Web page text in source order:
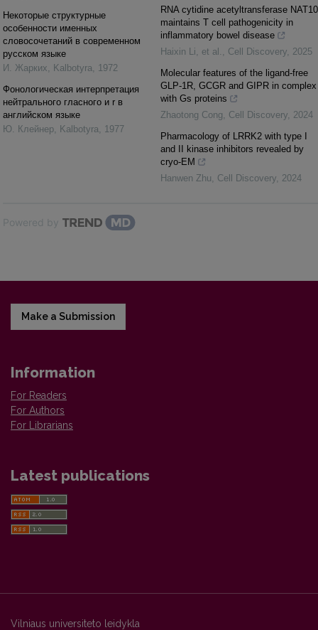
Некоторые структурные
особенности именных
словосочетаний в современном
русском языке
И. Жарких, Kalbotyra, 1972
Фонологическая интерпретация
нейтрального гласного и r в
английском языке
Ю. Клейнер, Kalbotyra, 1977
RNA cytidine acetyltransferase NAT10
maintains T cell pathogenicity in
inflammatory bowel disease
Haixin Li, et al. , Cell Discovery, 2025
Molecular features of the ligand-free
GLP-1R, GCGR and GIPR in complex
with Gs proteins
Zhaotong Cong, Cell Discovery, 2024
Pharmacology of LRRK2 with type I
and II kinase inhibitors revealed by
cryo-EM
Hanwen Zhu, Cell Discovery, 2024
Powered by
Make a Submission
Information
For Readers
For Authors
For Librarians
Latest publications
Vilniaus universiteto leidykla